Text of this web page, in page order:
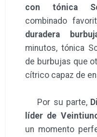
con tónica
combinado
duradera
minutos, tónica
de burbujas que
cítrico capaz de
Por su parte,
líder de
un momento